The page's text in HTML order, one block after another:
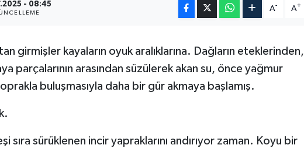
- 08:45 A- A+
girmişler kayaların oyuk aralıklarına. Dağların eteklerinden,
parçalarının arasından süzülerek akan su, önce yağmur
buluşmasıyla daha bir gür akmaya başlamış.
sıra sürüklenen incir yapraklarını andırıyor zaman. Koyu bir